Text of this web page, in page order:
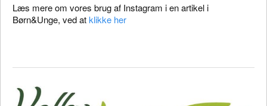
Læs mere om vores brug af Instagram i en artikel i
Børn&Unge, ved atklikke her